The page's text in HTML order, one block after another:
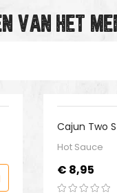
VAN HET
Cajun Two
Sauce
Hot Sauce
Prijs
€ 8,95